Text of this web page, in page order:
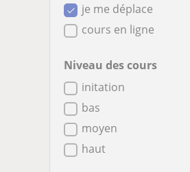
je me déplace
cours en ligne
Niveau des cours
initation
bas
moyen
haut